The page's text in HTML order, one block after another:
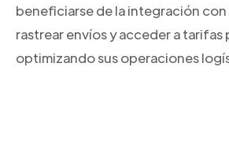
beneficiarse de la integración con
rastrear envíos y acceder a
optimizando sus operaciones